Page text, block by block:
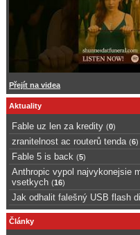
Přejít na videa
Aktuality
Fable uz len za kredity (0)
zranitelnost ac routerů tenda (6)
Fable 5 is back (5)
Anthropic vypol najvykonejsie
vsetkych (16)
Jak odhalit falešný USB flash
Články